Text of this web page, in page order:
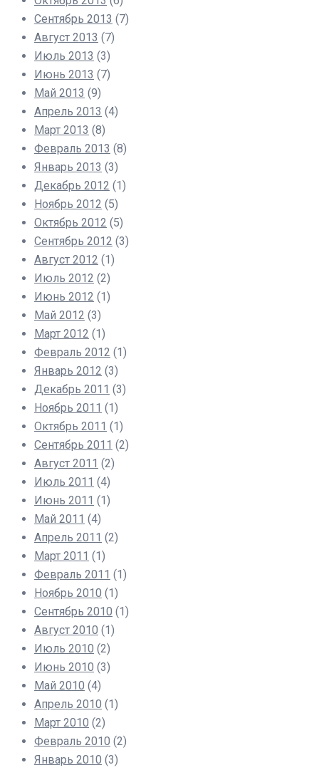
Сентябрь 2013 (7)
Август 2013 (7)
Июль 2013 (3)
Июнь 2013 (7)
Май 2013 (9)
Апрель 2013 (4)
Март 2013 (8)
Февраль 2013 (8)
Январь 2013 (3)
Декабрь 2012 (1)
Ноябрь 2012 (5)
Октябрь 2012 (5)
Сентябрь 2012 (3)
Август 2012 (1)
Июль 2012 (2)
Июнь 2012 (1)
Май 2012 (3)
Март 2012 (1)
Февраль 2012 (1)
Январь 2012 (3)
Декабрь 2011 (3)
Ноябрь 2011 (1)
Октябрь 2011 (1)
Сентябрь 2011 (2)
Август 2011 (2)
Июль 2011 (4)
Июнь 2011 (1)
Май 2011 (4)
Апрель 2011 (2)
Март 2011 (1)
Февраль 2011 (1)
Ноябрь 2010 (1)
Сентябрь 2010 (1)
Август 2010 (1)
Июль 2010 (2)
Июнь 2010 (3)
Май 2010 (4)
Апрель 2010 (1)
Март 2010 (2)
Февраль 2010 (2)
Январь 2010 (3)